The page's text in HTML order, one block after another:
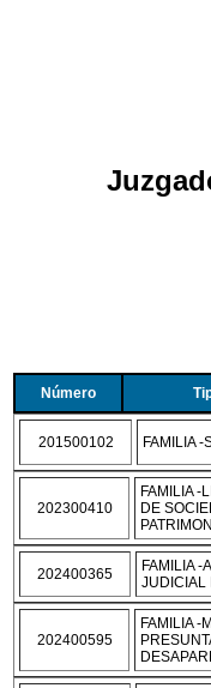
Número
201500102 FAMILIA -
202300410
FAMILIA -
DE
202400365
FAMILIA -
JUDICIAL
202400595
FAMILIA -